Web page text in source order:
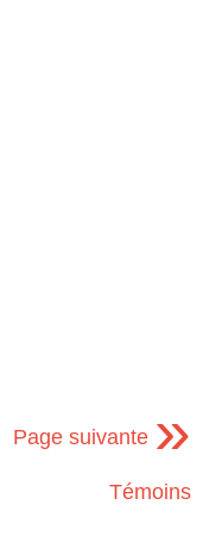
Page suivante »
Témoins